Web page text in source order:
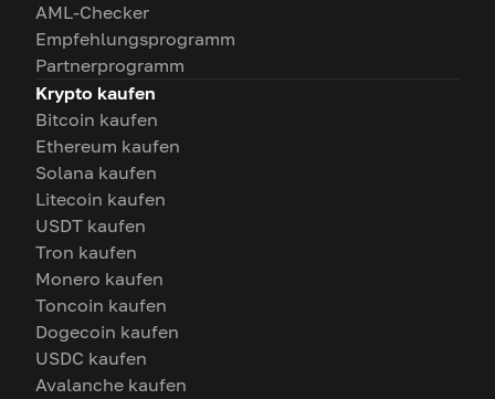
AML-Checker
Empfehlungsprogramm
Partnerprogramm
Krypto kaufen
Bitcoin kaufen
Ethereum kaufen
Solana kaufen
Litecoin kaufen
USDT kaufen
Tron kaufen
Monero kaufen
Toncoin kaufen
Dogecoin kaufen
USDC kaufen
Avalanche kaufen